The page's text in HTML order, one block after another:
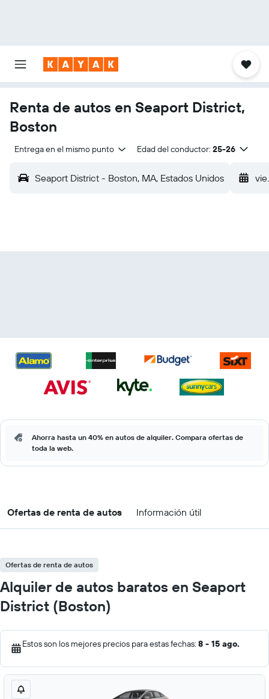
Renta de autos en Seaport District,
Boston
Entrega en el mismo punto Edad del conductor: 25-26
Seaport District - Boston, MA, Estados Unidos
Ahorra hasta un 40% en autos de alquiler. Compara ofertas de
toda la web.
Ofertas de renta de autos Información útil
Ofertas de renta de autos
Alquiler de autos baratos en Seaport
District (Boston)
Estos son los mejores precios para estas fechas: 8 - 15 ago.